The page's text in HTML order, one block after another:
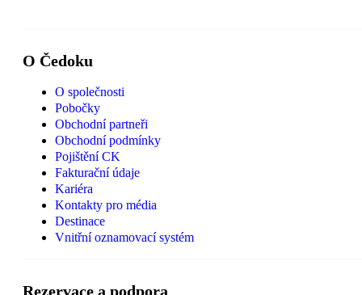
O Čedoku
O společnosti
Pobočky
Obchodní partneři
Obchodní podmínky
Pojištění CK
Fakturační údaje
Kariéra
Kontakty pro média
Destinace
Vnitřní oznamovací systém
Rezervace a podpora